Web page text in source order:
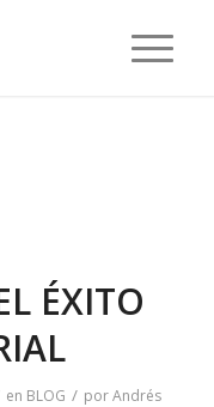
ÉXITO
en BLOG / porAndrés